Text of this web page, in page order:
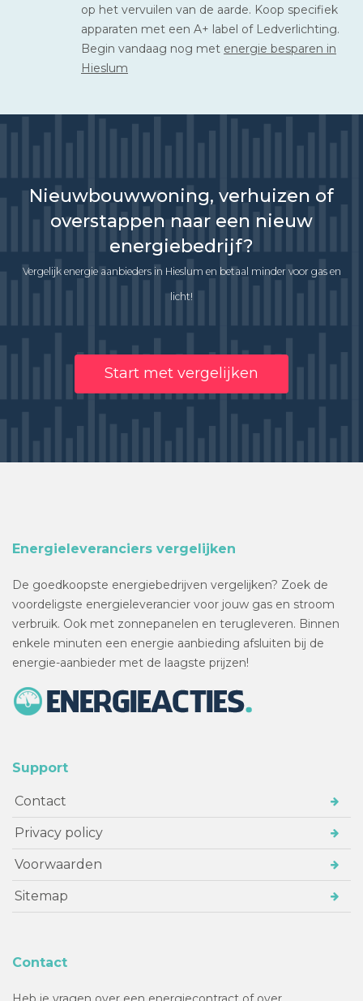
op het vervuilen van de aarde. Koop specifiek
apparaten met een A+ label of Ledverlichting.
Begin vandaag nog met energie besparen in
Hieslum
Nieuwbouwwoning, verhuizen of
overstappen naar een nieuw
energiebedrijf?
Vergelijk energie aanbieders in Hieslum en betaal minder voor gas en
licht!
Start met vergelijken
Energieleveranciers vergelijken
De goedkoopste energiebedrijven vergelijken? Zoek de
voordeligste energieleverancier voor jouw gas en stroom
verbruik. Ook met zonnepanelen en terugleveren. Binnen
enkele minuten een energie aanbieding afsluiten bij de
energie-aanbieder met de laagste prijzen!
Support
Contact
Privacy policy
Voorwaarden
Sitemap
Contact